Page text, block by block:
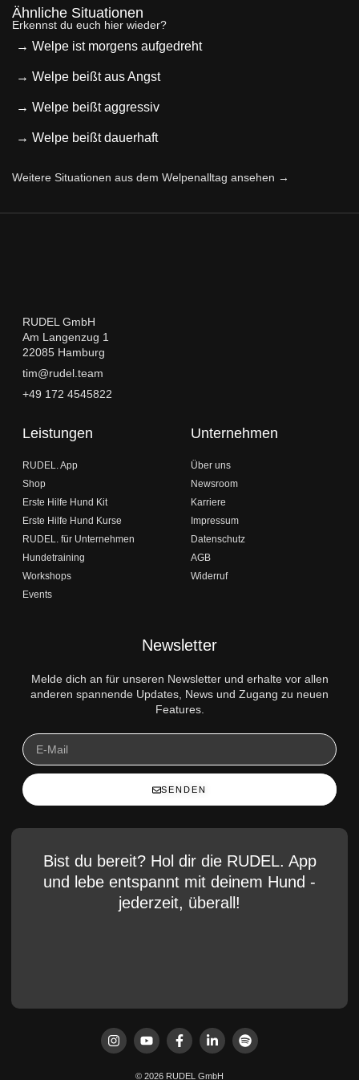
Ähnliche Situationen
Erkennst du euch hier wieder?
→ Welpe ist morgens aufgedreht
→ Welpe beißt aus Angst
→ Welpe beißt aggressiv
→ Welpe beißt dauerhaft
Weitere Situationen aus dem Welpenalltag ansehen →
RUDEL GmbH
Am Langenzug 1
22085 Hamburg
tim@rudel.team
+49 172 4545822
Leistungen
RUDEL. App
Shop
Erste Hilfe Hund Kit
Erste Hilfe Hund Kurse
RUDEL. für Unternehmen
Hundetraining
Workshops
Events
Unternehmen
Über uns
Newsroom
Karriere
Impressum
Datenschutz
AGB
Widerruf
Newsletter
Melde dich an für unseren Newsletter und erhalte vor allen
anderen spannende Updates, News und Zugang zu neuen
Features.
SENDEN
Bist du bereit? Hol dir die RUDEL. App
und lebe entspannt mit deinem Hund -
jederzeit, überall!
© 2026 RUDEL GmbH